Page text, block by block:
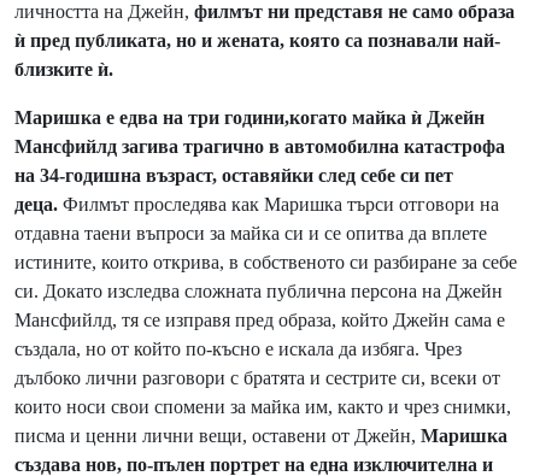
личността на Джейн, филмът ни представя не само образа
ѝ пред публиката, но и жената, която са познавали най-
близките ѝ.
Маришка е едва на три години,когато майка ѝ Джейн
Мансфийлд загива трагично в автомобилна катастрофа
на 34-годишна възраст, оставяйки след себе си пет
деца. Филмът проследява как Маришка търси отговори на
отдавна таени въпроси за майка си и се опитва да вплете
истините, които открива, в собственото си разбиране за себе
си. Докато изследва сложната публична персона на Джейн
Мансфийлд, тя се изправя пред образа, който Джейн сама е
създала, но от който по-късно е искала да избяга. Чрез
дълбоко лични разговори с братята и сестрите си, всеки от
които носи свои спомени за майка им, както и чрез снимки,
писма и ценни лични вещи, оставени от Джейн, Маришка
създава нов, по-пълен портрет на една изключителна и